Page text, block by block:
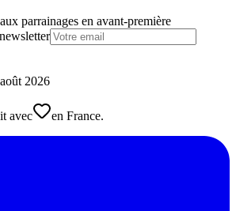
parrainages en avant-première
août 2026
avec en France.